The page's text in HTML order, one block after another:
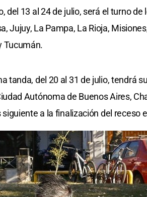
del 13 al 24 de julio, será el turno
Jujuy, La Pampa, La Rioja,
Tucumán.
tanda, del 20 al 31 de julio, tendrá
Autónoma de Buenos Aires,
siguiente a la finalización del receso